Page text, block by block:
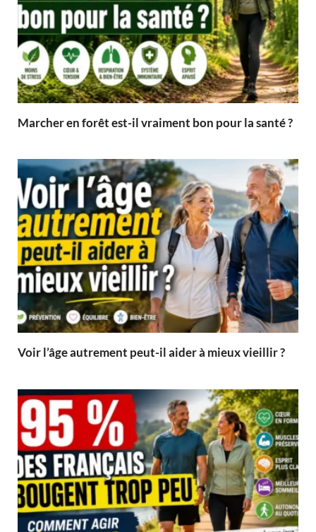
Marcher en forêt est-il vraiment bon pour la santé ?
Voir l’âge autrement peut-il aider à mieux vieillir ?